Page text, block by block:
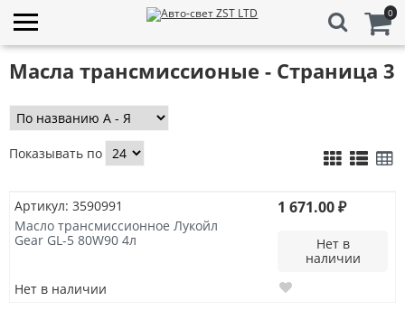
0
Масла трансмиссионые - Страница 3
Показывать по
Артикул: 3590991
Масло трансмиссионное Лукойл
Gear GL-5 80W90 4л
Нет в наличии
1 671.00 ₽
Нет в
наличии